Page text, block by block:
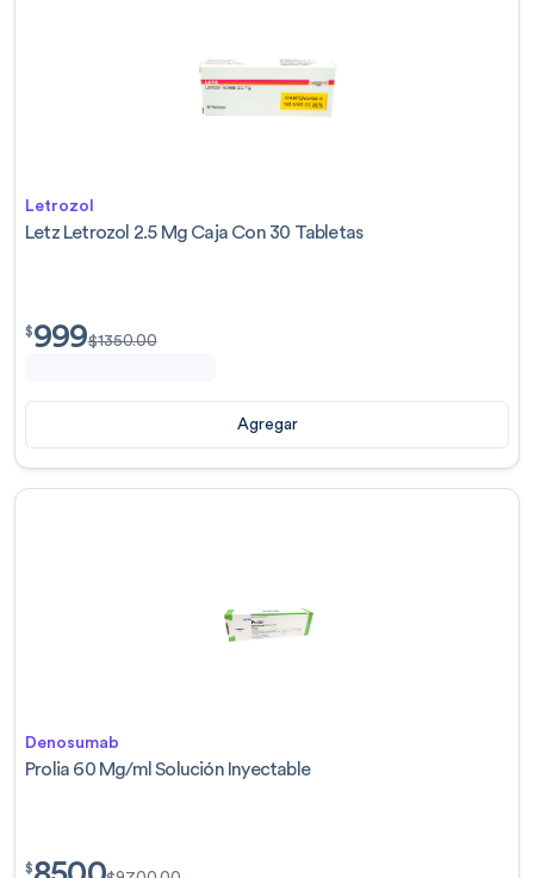
Letrozol
Letz Letrozol 2.5 Mg Caja Con 30 Tabletas
$999.00
$999$1350.00
Agregar
Denosumab
Prolia 60 Mg/ml Solución Inyectable
$8500.00
$